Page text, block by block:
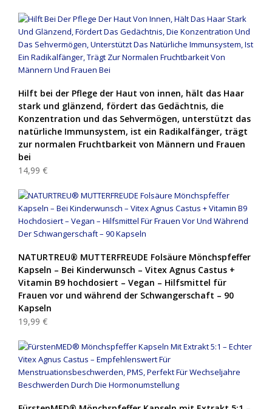
Hilft bei der Pflege der Haut von innen, hält das Haar
stark und glänzend, fördert das Gedächtnis, die
Konzentration und das Sehvermögen, unterstützt das
natürliche Immunsystem, ist ein Radikalfänger, trägt
zur normalen Fruchtbarkeit von Männern und Frauen
bei
14,99 €
NATURTREU® MUTTERFREUDE Folsäure Mönchspfeffer
Kapseln – Bei Kinderwunsch – Vitex Agnus Castus +
Vitamin B9 hochdosiert – Vegan – Hilfsmittel für
Frauen vor und während der Schwangerschaft – 90
Kapseln
19,99 €